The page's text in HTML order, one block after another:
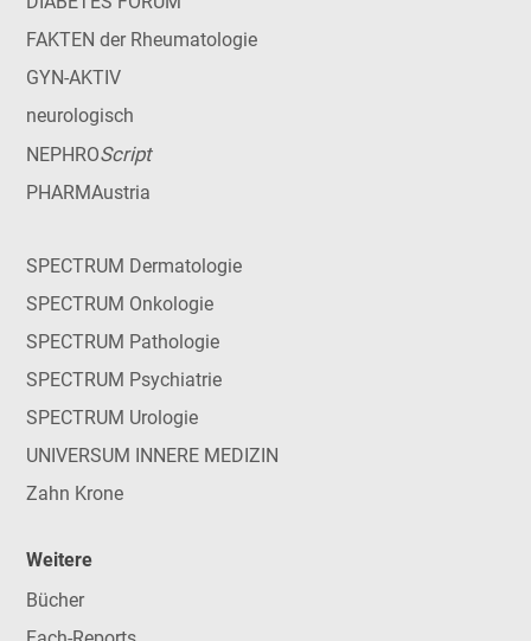
FAKTEN der Rheumatologie
GYN-AKTIV
neurologisch
NEPHROScript
PHARMAustria
SPECTRUM Dermatologie
SPECTRUM Onkologie
SPECTRUM Pathologie
SPECTRUM Psychiatrie
SPECTRUM Urologie
UNIVERSUM INNERE MEDIZIN
Zahn Krone
Weitere
Bücher